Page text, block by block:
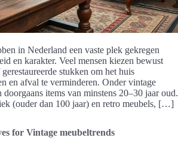
in Nederland een vaste plek gekregen
en karakter. Veel mensen kiezen bewust
stukken om het huis
en afval te verminderen. Onder vintage
doorgaans items van minstens 20–30 jaar oud.
(ouder dan 100 jaar) en retro meubels, […]
for Vintage meubeltrends